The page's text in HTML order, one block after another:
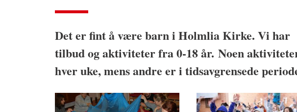
Det er fint å være barn i Holmlia Kirke. Vi har
tilbud og aktiviteter fra 0-18 år. Noen
hver uke, mens andre er i tidsavgrensede